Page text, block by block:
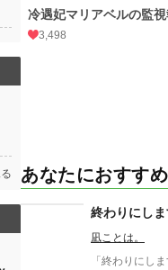
冷遇妃マリアベルの監
3,498
あなたにおすす
終わりにし
凪ことは。
「終わりにします」 その言葉とともに、